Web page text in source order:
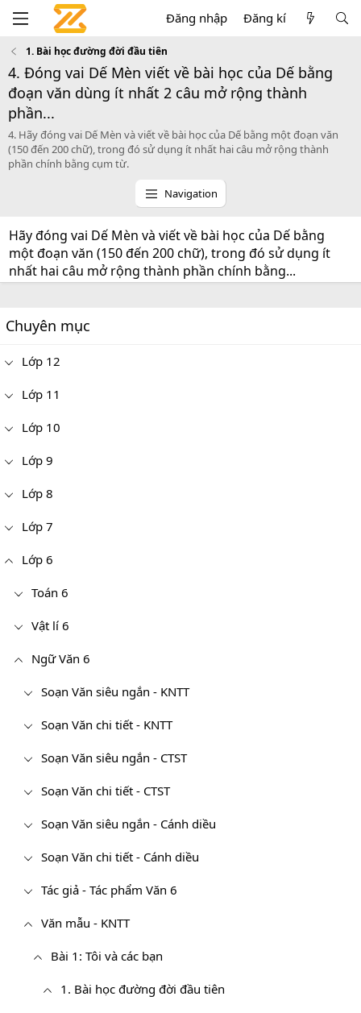
Đăng nhập Đăng kí
1. Bài học đường đời đầu tiên
4. Đóng vai Dế Mèn viết về bài học của Dế bằng
đoạn văn dùng ít nhất 2 câu mở rộng thành
phần...
4. Hãy đóng vai Dế Mèn và viết về bài học của Dế bằng một đoạn văn
(150 đến 200 chữ), trong đó sử dụng ít nhất hai câu mở rộng thành
phần chính bằng cụm từ.
Navigation
Hãy đóng vai Dế Mèn và viết về bài học của Dế bằng
một đoạn văn (150 đến 200 chữ), trong đó sử dụng ít
nhất hai câu mở rộng thành phần chính bằng...
Chuyên mục
Lớp 12
Lớp 11
Lớp 10
Lớp 9
Lớp 8
Lớp 7
Lớp 6
Toán 6
Vật lí 6
Ngữ Văn 6
Soạn Văn siêu ngắn - KNTT
Soạn Văn chi tiết - KNTT
Soạn Văn siêu ngắn - CTST
Soạn Văn chi tiết - CTST
Soạn Văn siêu ngắn - Cánh diều
Soạn Văn chi tiết - Cánh diều
Tác giả - Tác phẩm Văn 6
Văn mẫu - KNTT
Bài 1: Tôi và các bạn
1. Bài học đường đời đầu tiên